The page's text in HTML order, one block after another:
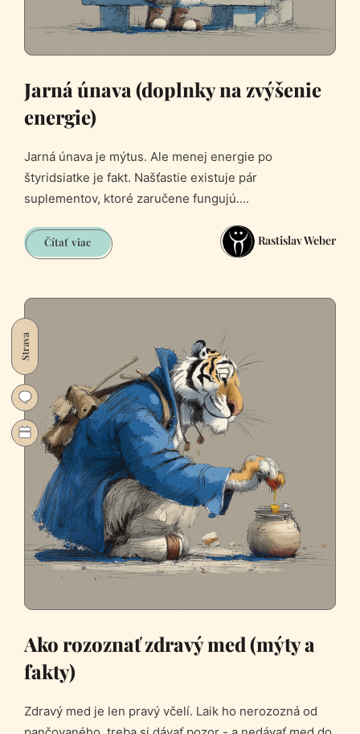
Jarná únava (doplnky na zvýšenie
energie)
Jarná únava je mýtus. Ale menej energie po
štyridsiatke je fakt. Našťastie existuje pár
suplementov, ktoré zaručene fungujú....
Čítať viacJarná
únava
na
Rastislav Weber
Strava
Ako rozoznať zdravý med (mýty a
fakty)
Zdravý med je len pravý včelí. Laik ho nerozozná od